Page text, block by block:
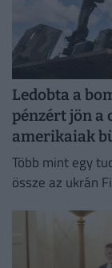
Ledobta a
pénzért jön a
amerikaiak
Több mint egy
össze az ukrán